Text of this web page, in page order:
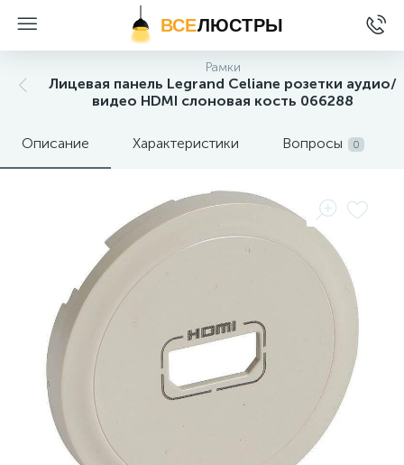
ВСЕЛЮСТРЫ
Рамки
Лицевая панель Legrand Celiane розетки аудио/
видео HDMI слоновая кость 066288
Описание Характеристики Вопросы 0